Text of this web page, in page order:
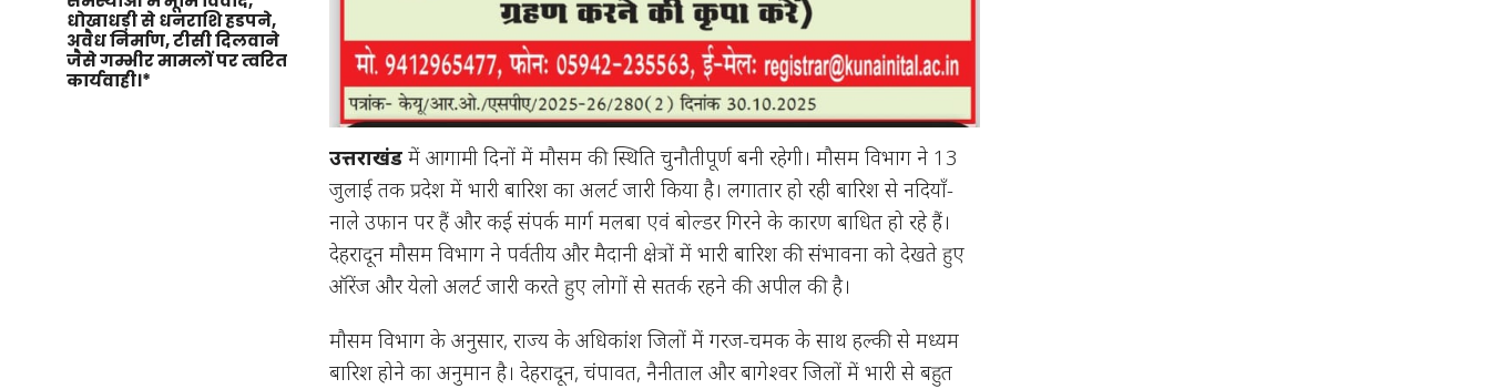
धोखाधड़ी से धनराशि हडपने,
अवैध निर्माण, टीसी दिलवाने
जैसे गम्भीर मामलों पर त्वरित
कार्यवाही।*
उत्तराखंड में आगामी दिनों में मौसम की स्थिति चुनौतीपूर्ण बनी रहेगी। मौसम विभाग ने 13
जुलाई तक प्रदेश में भारी बारिश का अलर्ट जारी किया है। लगातार हो रही बारिश से नदियाँ-
नाले उफान पर हैं और कई संपर्क मार्ग मलबा एवं बोल्डर गिरने के कारण बाधित हो रहे हैं।
देहरादून मौसम विभाग ने पर्वतीय और मैदानी क्षेत्रों में भारी बारिश की संभावना को देखते हुए
ऑरेंज और येलो अलर्ट जारी करते हुए लोगों से सतर्क रहने की अपील की है।
मौसम विभाग के अनुसार, राज्य के अधिकांश जिलों में गरज-चमक के साथ हल्की से मध्यम
बारिश होने का अनुमान है। देहरादून, चंपावत, नैनीताल और बागेश्वर जिलों में भारी से बहुत